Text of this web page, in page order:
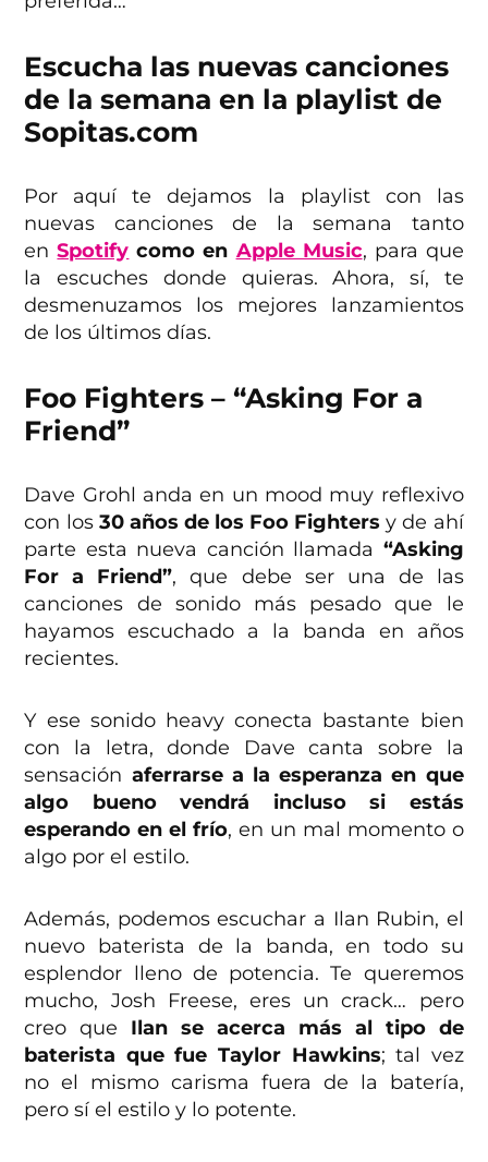
Escucha las nuevas canciones
de la semana en la playlist de
Sopitas.com
Por aquí te dejamos la playlist con las
nuevas canciones de la semana tanto
enSpotify como en Apple Music, para que
la escuches donde quieras. Ahora, sí, te
desmenuzamos los mejores lanzamientos
de los últimos días.
Foo Fighters – “Asking For a
Friend”
Dave Grohl anda en un mood muy reflexivo
con los 30 años de los Foo Fighters y de ahí
parte esta nueva canción llamada “Asking
For a Friend”, que debe ser una de las
canciones de sonido más pesado que le
hayamos escuchado a la banda en años
recientes.
Y ese sonido heavy conecta bastante bien
con la letra, donde Dave canta sobre la
sensación aferrarse a la esperanza en que
algo bueno vendrá incluso si estás
esperando en el frío, en un mal momento o
algo por el estilo.
Además, podemos escuchar a Ilan Rubin, el
nuevo baterista de la banda, en todo su
esplendor lleno de potencia. Te queremos
mucho, Josh Freese, eres un crack… pero
creo que Ilan se acerca más al tipo de
baterista que fue Taylor Hawkins; tal vez
no el mismo carisma fuera de la batería,
pero sí el estilo y lo potente.